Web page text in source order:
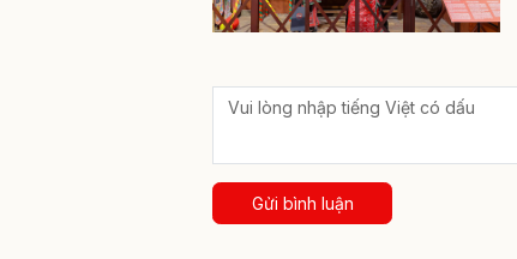
Gửi bình luận